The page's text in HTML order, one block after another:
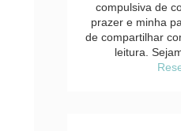
compulsiva de
prazer e minha
de compartilhar
leitura.